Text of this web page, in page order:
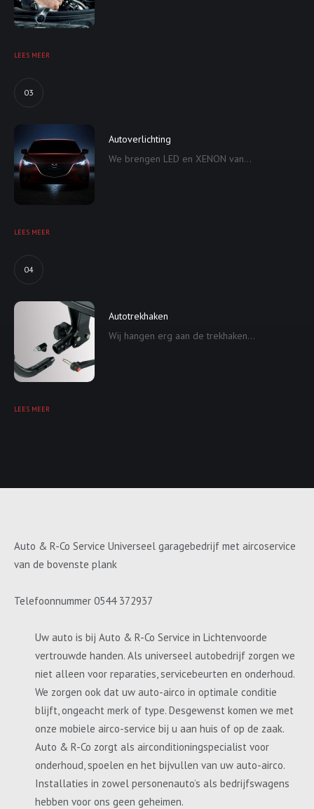
LEES MEER
03
Autoverlichting
We brengen LED en XENON van...
LEES MEER
04
Autotrekhaken
Wij hangen erg aan de trekhaken...
LEES MEER
Auto & R-Co Service Universeel garagebedrijf met aircoservice
van de bovenste plank
Telefoonnummer 0544 372937
Uw auto is bij Auto & R-Co Service in Lichtenvoorde
vertrouwde handen. Als universeel autobedrijf zorgen we
niet alleen voor reparaties, servicebeurten en onderhoud.
We zorgen ook dat uw auto-airco in optimale conditie
blijft, ongeacht merk of type. Desgewenst komen we met
onze mobiele airco-service bij u aan huis of op de zaak.
Auto & R-Co zorgt als airconditioningspecialist voor
onderhoud, spoelen en het bijvullen van uw auto-airco.
Installaties in zowel personenauto’s als bedrijfswagens
hebben voor ons geen geheimen.